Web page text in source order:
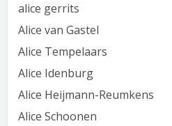
alice gerrits
Alice van Gastel
Alice Tempelaars
Alice Idenburg
Alice Heijmann-Reumkens
Alice Schoonen